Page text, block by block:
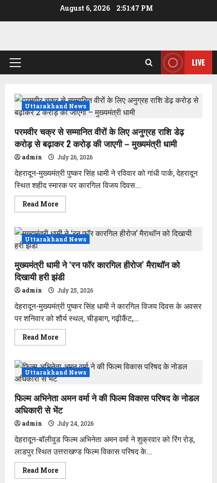
August 6, 2026 2:51:47 PM
Primary
LIVE
Uttarakhand News
परमवीर चक्र से सम्मानित वीरों के लिए अनुग्रह राशि डेढ़
करोड़ से बढ़ाकर 2 करोड़ की जाएगी – मुख्यमंत्री धामी
admin July 26, 2026
देहरादून-मुख्यमंत्री पुष्कर सिंह धामी ने रविवार को गांधी पार्क, देहरादून
स्थित शहीद स्मारक पर कारगिल विजय दिवस...
Read MoreRead
more
चक्र
से
सम्मानित
लिए
अनुग्रह
राशि
करोड़
बढ़ाकर
2
करोड़
जाएगी
–
मुख्यमंत्री
Uttarakhand News
मुख्यमंत्री धामी ने ‘रन फॉर कारगिल हीरोज’ मैराथॉन को
दिखायी हरी झंडी
admin July 25, 2026
देहरादून-मुख्यमंत्री पुष्कर सिंह धामी ने कारगिल विजय दिवस के अवसर
पर शनिवार को शौर्य स्थल, चीड़बाग, गढ़ीकैंट,...
Read MoreRead
more
धामी
ने
‘रन
हीरोज’
मैराथॉन
को
हरी
Uttarakhand News
फिल्म अभिनेता अमन वर्मा ने की फिल्म विकास परिषद के नोडल
अधिकारी से भेंट
admin July 24, 2026
देहरादून-बॉलीवुड फिल्म अभिनेता अमन वर्मा ने शुक्रवार को रिंग रोड़,
लाडपुर स्थित उत्तराखण्ड फिल्म विकास परिषद के...
Read MoreRead
more